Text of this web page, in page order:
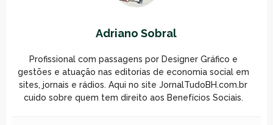
Adriano Sobral
Profissional com passagens por Designer Gráfico e
gestões e atuação nas editorias de economia social em
sites, jornais e rádios. Aqui no site JornalTudoBH.com.br
cuido sobre quem tem direito aos Benefícios Sociais.